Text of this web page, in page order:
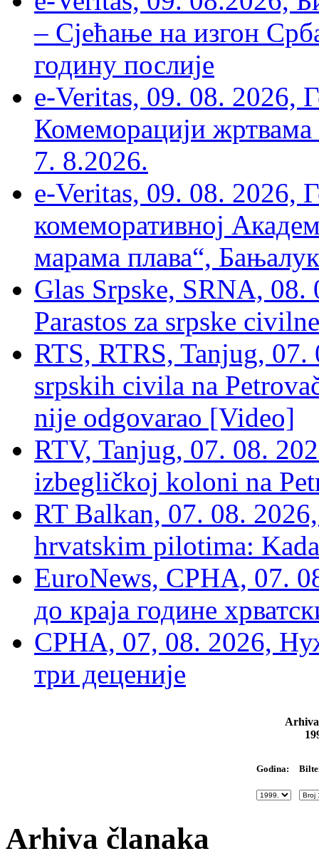
– Сјећање на изгон
годину послије
e-Veritas, 09. 08. 2026,
Комеморацији жртвама
7. 8.2026.
e-Veritas, 09. 08. 2026,
комеморативној
марама плава“,
Glas Srpske, SRNA,
Parastos za srpske
RTS, RTRS, Tanjug,
srpskih civila na
nije odgovarao [Video]
RTV, Tanjug, 07. 08.
izbegličkoj koloni na
RT Balkan, 07. 08.
hrvatskim pilotima:
EuroNews, СРНА, 07.
до краја године
СРНА, 07, 08. 2026,
три деценије
Godina:
Arhiva članaka